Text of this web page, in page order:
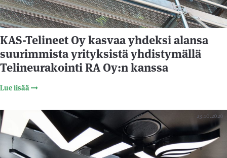
KAS-Telineet Oy kasvaa yhdeksi alansa
suurimmista yrityksistä yhdistymällä
Telineurakointi RA Oy:n kanssa
Lue lisää
23.10.2020